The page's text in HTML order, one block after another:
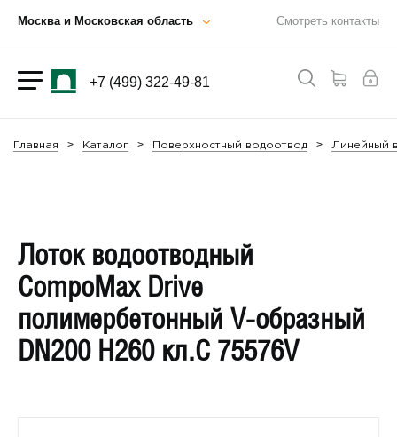
Москва и Московская область Смотреть контакты
+7 (499) 322-49-81
Главная Каталог Поверхностный водоотвод Линейный
Лоток водоотводный
CompoMax Drive
полимербетонный V-образный
DN200 H260 кл.С 75576V